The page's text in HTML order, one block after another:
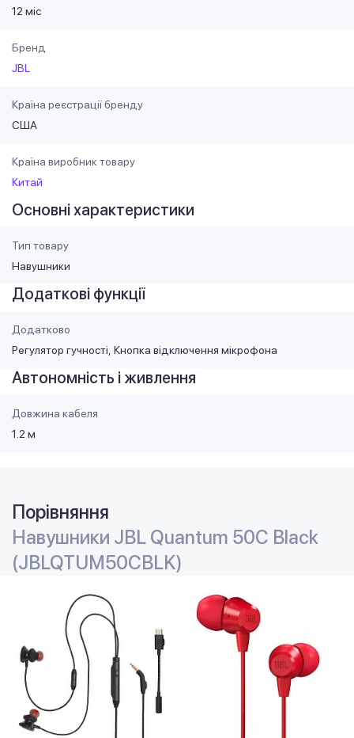
12 міс
Бренд
JBL
Країна реєстрації бренду
США
Країна виробник товару
Китай
Основні характеристики
Тип товару
Навушники
Додаткові функції
Додатково
Регулятор гучності Кнопка відключення мікрофона
Автономність і живлення
Довжина кабеля
1.2 м
Порівняння
Навушники JBL Quantum 50С Black
(JBLQTUM50CBLK)